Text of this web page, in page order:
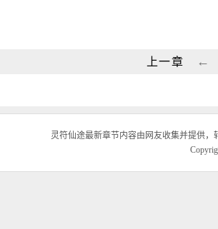
上一章 ←
灵符仙途最新章节内容由网友收集并提供